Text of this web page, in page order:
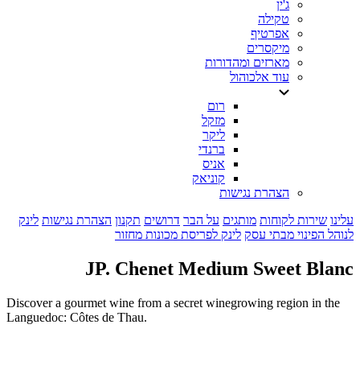
ג'ין
טקילה
אפרטיף
מיקסרים
מארזים ומהדורות
עוד אלכוהול
רום
מזקל
ליקר
ברנדי
אניס
קוניאק
הצהרת נגישות
עלינו שירות לקוחות מותגים על הבר דרושים תקנון הצהרת נגישות לינק
לנוהל הפינוי מבתי עסק לינק לפריסת מכונות מחזור
JP. Chenet Medium Sweet Blanc
Discover a gourmet wine from a secret winegrowing region in the
Languedoc: Côtes de Thau.